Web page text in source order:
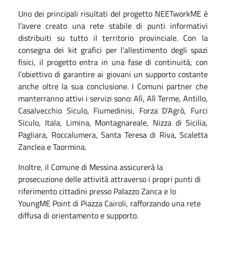
Uno dei principali risultati del progetto NEETworkME è
l’avere creato una rete stabile di punti informativi
distribuiti su tutto il territorio provinciale. Con la
consegna dei kit grafici per l’allestimento degli spazi
fisici, il progetto entra in una fase di continuità, con
l’obiettivo di garantire ai giovani un supporto costante
anche oltre la sua conclusione. I Comuni partner che
manterranno attivi i servizi sono: Alì, Alì Terme, Antillo,
Casalvecchio Siculo, Fiumedinisi, Forza D’Agrò, Furci
Siculo, Itala, Limina, Montagnareale, Nizza di Sicilia,
Pagliara, Roccalumera, Santa Teresa di Riva, Scaletta
Zanclea e Taormina.
Inoltre, il Comune di Messina assicurerà la
prosecuzione delle attività attraverso i propri punti di
riferimento cittadini presso Palazzo Zanca e lo
YoungME Point di Piazza Cairoli, rafforzando una rete
diffusa di orientamento e supporto.